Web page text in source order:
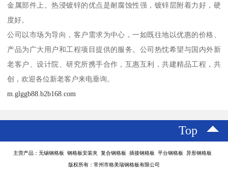
金属部件上。热浸镀锌的优点是耐腐蚀性强，镀锌层附着力好，硬
度好。
公司以市场为导向，客户需求为中心，一如既往地以优惠的价格、
产品为广大用户和工程项目提供的服务。公司热忱希望与国内外新
老客户、设计院、研究所携手合作，互惠互利，共建精品工程，共
创，欢迎各位新老客户来电垂询。
m.glggb88.b2b168.com
Top
主营产品：无锡钢格板 钢格板安装夹 复合钢格板 插接钢格板 平台钢格板 异形钢格板
版权所有：常州市格美瑞钢格板有限公司